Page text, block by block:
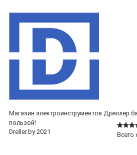
Магазин электроинструментов
пользой!
Всего
Dreller.by 2021